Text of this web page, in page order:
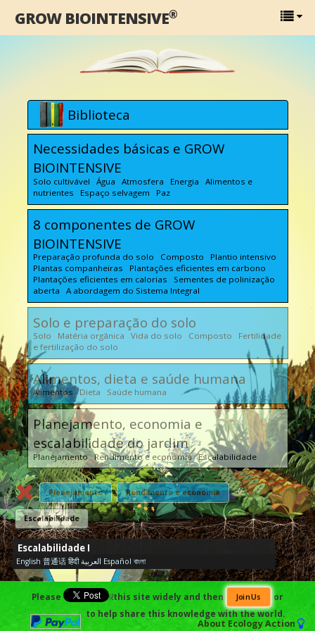
GROW BIOINTENSIVE®
Biblioteca
Necessidades básicas e GROW
BIOINTENSIVE
Solo cultivável Água Atmosfera Energia Alimentos e
nutrientes Espaço selvagem Paz
8 componentes de GROW
BIOINTENSIVE
Preparação profunda do solo Composto Plantio intensivo
Plantas companheiras Plantações eficientes em carbono
Plantações eficientes em calorias Sementes de polinização
aberta A abordagem do Sistema Integral
Solo e preparação do solo
Solo Matéria orgânica Vida do solo Composto Fertilidade
e fertilização do solo
Alimentos, dieta e saúde humana
Alimentos Dieta Saúde humana
Planejamento, economia e
escalabilidade do jardim
Planejamento Rendimento e economia Escalabilidade
Planejamento Rendimento e economia
Escalabilidade
Escalabilidade I
English 普通话 हिंदी العربية Español বাংলা
Impacto humano e sustentabilidade
Please ￼this site widely and then Join Us
or
to help share this knowledge with the world.
About Ecology Action